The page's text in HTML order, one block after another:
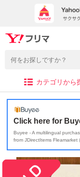
カテゴリから
Click here for
Buyee - A multilingual
from JDirectItems